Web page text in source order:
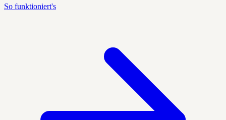
So funktioniert's